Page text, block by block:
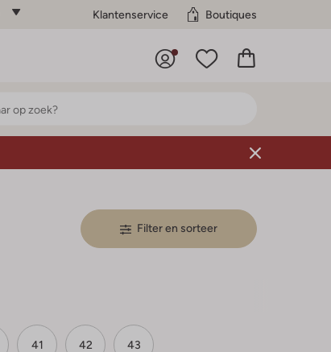
Klantenservice Boutiques
Filter en sorteer
41 42 43